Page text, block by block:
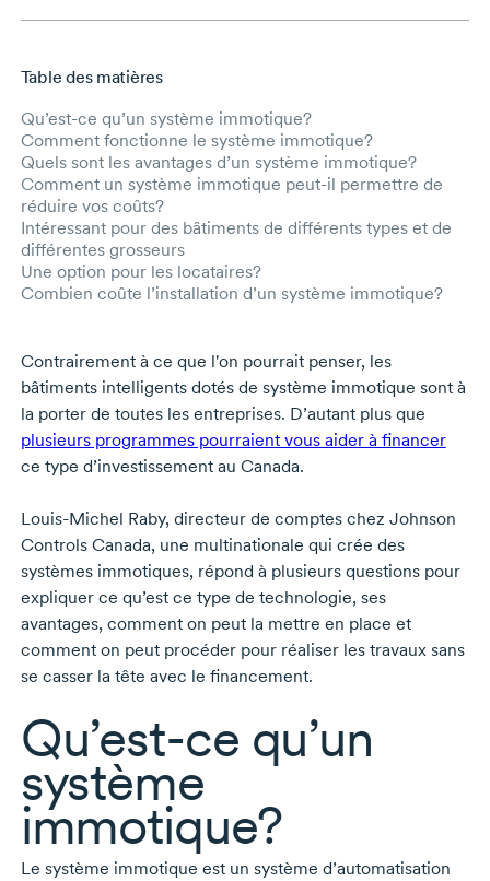
Aller au contenu principal
Table des matières
Qu’est-ce qu’un système immotique?
Comment fonctionne le système immotique?
Quels sont les avantages d’un système immotique?
Comment un système immotique peut-il permettre de
réduire vos coûts?
Intéressant pour des bâtiments de différents types et de
différentes grosseurs
Une option pour les locataires?
Combien coûte l’installation d’un système immotique?
Contrairement à ce que l'on pourrait penser, les
bâtiments intelligents dotés de système immotique sont à
la porter de toutes les entreprises. D’autant plus que
plusieurs programmes pourraient vous aider à financer
ce type d’investissement au Canada.
Louis-Michel Raby, directeur de comptes chez Johnson
Controls Canada, une multinationale qui crée des
systèmes immotiques, répond à plusieurs questions pour
expliquer ce qu’est ce type de technologie, ses
avantages, comment on peut la mettre en place et
comment on peut procéder pour réaliser les travaux sans
se casser la tête avec le financement.
Qu’est-ce qu’un
système
immotique?
Le système immotique est un système d’automatisation